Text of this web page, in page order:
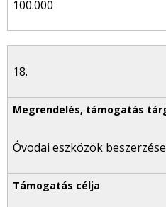
100.000
18.
Óvodai eszközök beszerzése